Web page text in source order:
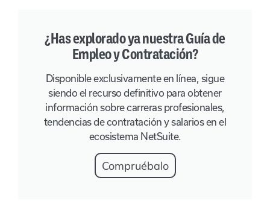
¿Has explorado ya nuestra Guía de
Empleo y Contratación?
Disponible exclusivamente en línea, sigue
siendo el recurso definitivo para obtener
información sobre carreras profesionales,
tendencias de contratación y salarios en el
ecosistema NetSuite.
Compruébalo